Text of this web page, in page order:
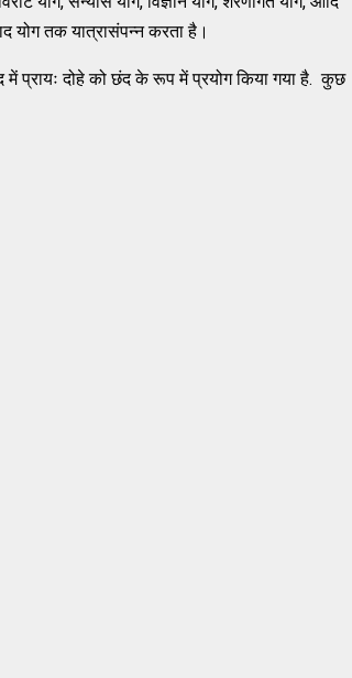
योग तक यात्रासंपन्न करता है।
में प्रायः दोहे को छंद के रूप में प्रयोग किया गया है. कुछ